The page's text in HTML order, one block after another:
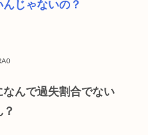
じゃないの？
なんで過失割合でない